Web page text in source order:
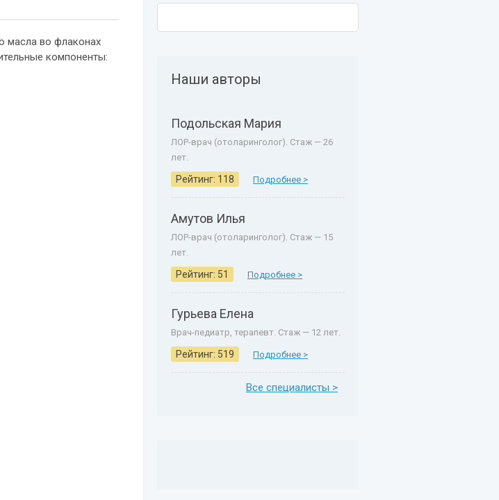
масла во флаконах
компоненты:
Наши авторы
Подольская Мария
ЛОР-врач (отоларинголог). Стаж — 26
лет.
Рейтинг: 118 Подробнее >
Амутов Илья
ЛОР-врач (отоларинголог). Стаж — 15
лет.
Рейтинг: 51 Подробнее >
Гурьева Елена
Врач-педиатр, терапевт. Стаж — 12 лет.
Рейтинг: 519 Подробнее >
Все специалисты >